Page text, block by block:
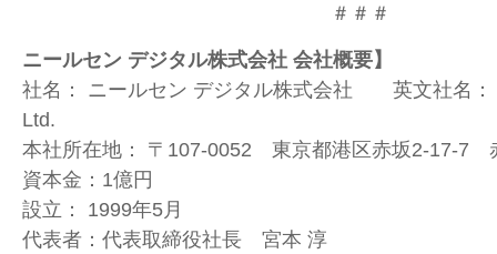
＃＃＃
ニールセン デジタル株式会社 会社概要】
社名：
ニールセン デジタル株式会社 英文社名
Ltd.
本社所在地：
〒 107-0052 東京都港区赤坂2-17-7
資本金： 1億円
設立：
1999年5月
代表者：代表取締役社長 宮本 淳